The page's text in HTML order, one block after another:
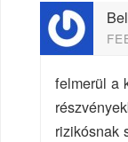
felmerül a
rizikósnak